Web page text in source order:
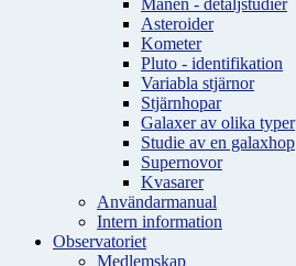
Månen - detaljstudier
Asteroider
Kometer
Pluto - identifikation
Variabla stjärnor
Stjärnhopar
Galaxer av olika typer
Studie av en galaxhop
Supernovor
Kvasarer
Användarmanual
Intern information
Observatoriet
Medlemskap